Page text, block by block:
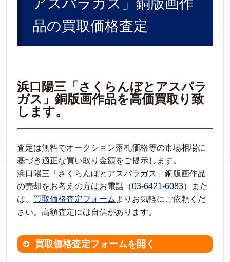
アスパラガス」銅版画作
品の買取価格査定
浜口陽三「さくらんぼとアスパラ
ガス」銅版画作品を高価買取り致
します。
査定は無料でオークション落札価格等の市場相場に
基づき適正な買い取り金額をご提示します。
浜口陽三「さくらんぼとアスパラガス」銅版画作品
の売却をお考えの方はお電話（03-6421-6083）また
は、 買取価格査定フォーム よりお気軽にご依頼くだ
さい。高額査定には自信があります。
買取価格査定フォームを開く